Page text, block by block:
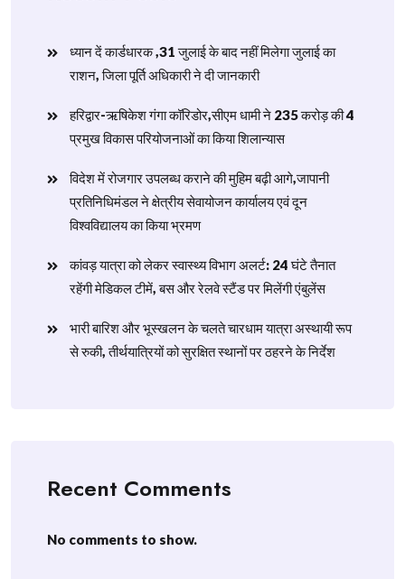
ध्यान दें कार्डधारक ,31 जुलाई के बाद नहीं मिलेगा जुलाई का
राशन, जिला पूर्ति अधिकारी ने दी जानकारी
हरिद्वार-ऋषिकेश गंगा कॉरिडोर,सीएम धामी ने 235 करोड़ की 4
प्रमुख विकास परियोजनाओं का किया शिलान्यास
विदेश में रोजगार उपलब्ध कराने की मुहिम बढ़ी आगे,जापानी
प्रतिनिधिमंडल ने क्षेत्रीय सेवायोजन कार्यालय एवं दून
विश्वविद्यालय का किया भ्रमण
​कांवड़ यात्रा को लेकर स्वास्थ्य विभाग अलर्ट: 24 घंटे तैनात
रहेंगी मेडिकल टीमें, बस और रेलवे स्टैंड पर मिलेंगी एंबुलेंस
​भारी बारिश और भूस्खलन के चलते चारधाम यात्रा अस्थायी रूप
से रुकी, तीर्थयात्रियों को सुरक्षित स्थानों पर ठहरने के निर्देश
Recent Comments
No comments to show.